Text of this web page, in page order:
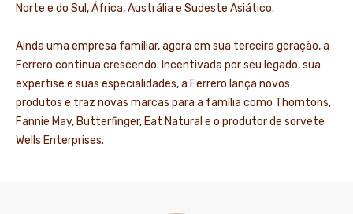
Norte e do Sul, África, Austrália e Sudeste Asiático.
Ainda uma empresa familiar, agora em sua terceira geração, a
Ferrero continua crescendo. Incentivada por seu legado, sua
expertise e suas especialidades, a Ferrero lança novos
produtos e traz novas marcas para a família como Thorntons,
Fannie May, Butterfinger, Eat Natural e o produtor de sorvete
Wells Enterprises.